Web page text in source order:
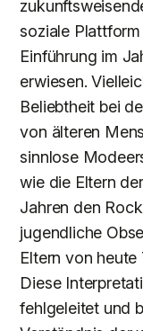
soziale
Einführung im
erwiesen.
Beliebtheit bei
von älteren
sinnlose
wie die Eltern
Jahren den
jugendliche
Eltern von heute
Diese
fehlgeleitet und